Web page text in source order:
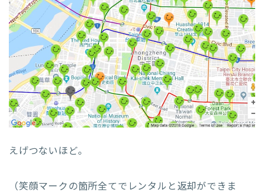
えげつないほど。
（笑顔マークの箇所全てでレンタルと返却ができま